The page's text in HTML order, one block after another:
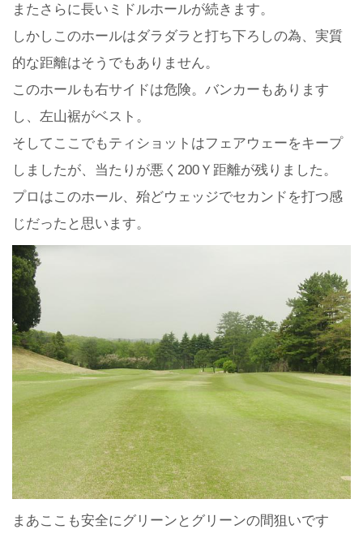
またさらに長いミドルホールが続きます。
しかしこのホールはダラダラと打ち下ろしの為、実質
的な距離はそうでもありません。
このホールも右サイドは危険。バンカーもあります
し、左山裾がベスト。
そしてここでもティショットはフェアウェーをキープ
しましたが、当たりが悪く200Ｙ距離が残りました。
プロはこのホール、殆どウェッジでセカンドを打つ感
じだったと思います。
まあここも安全にグリーンとグリーンの間狙いです